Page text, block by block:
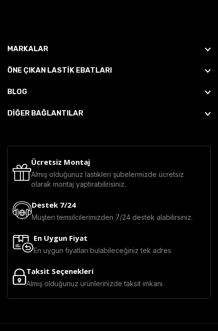
MARKALAR
ÖNE ÇIKAN LASTIK EBATLARI
BLOG
DİĞER BAĞLANTILAR
Ücretsiz Montaj
Almış olduğunuz lastikleri şubelermizde ücretsiz
olarak montaj yaptırabilirisiniz.
Destek 7/24
Müşteri temsilcilerimizden 7/24 destek alabilirsiniz.
En Uygun Fiyat
En uygun fiyatları bulabileceğiniz tek adres
Taksit Seçenekleri
Almış olduğunuz ürünlerinizde taksit imkanı.